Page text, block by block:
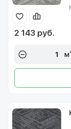
2 143 руб.